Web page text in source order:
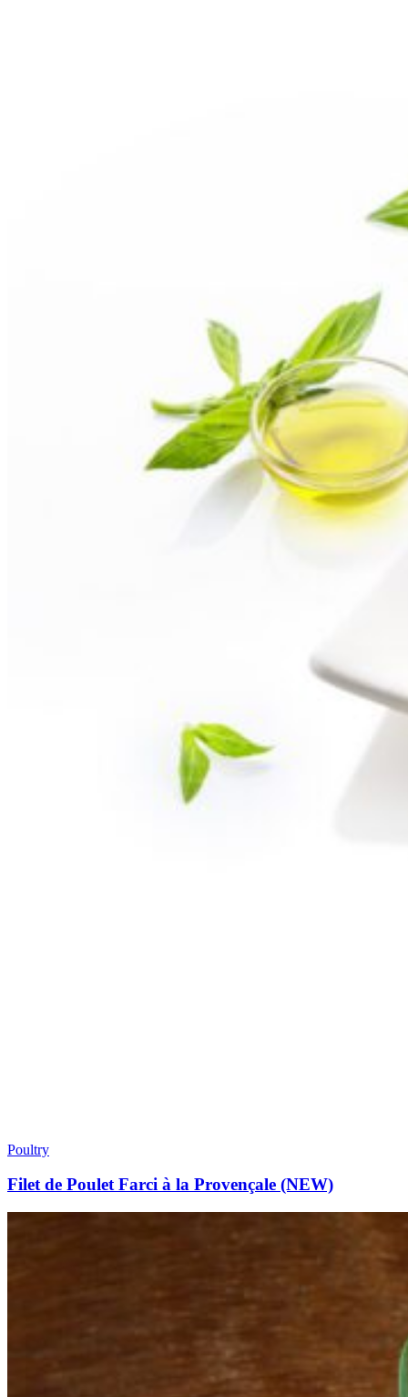
Poultry
Filet de Poulet Farci à la Provençale (NEW)